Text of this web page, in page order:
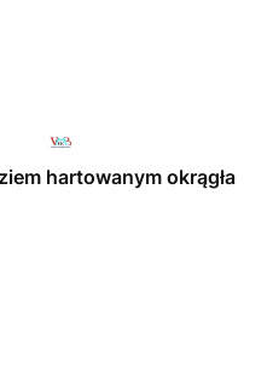
hartowanym okrągła